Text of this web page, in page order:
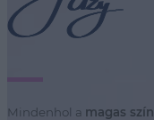
Mindenhol a magas